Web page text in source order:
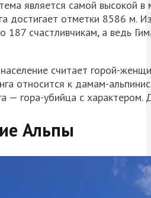
является самой
достигает отметки 8586 м.
187 счастливчикам, а ведь
считает горой-
относится к дамам-
— гора-убийца с
Альпы